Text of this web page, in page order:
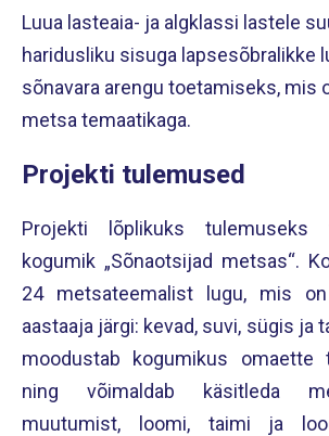
Luua lasteaia- ja algklassi lastele
haridusliku sisuga lapsesõbralikke
sõnavara arengu toetamiseks, mis
metsa temaatikaga.
Projekti tulemused
Projekti lõplikuks tulemuseks
kogumik „Sõnaotsijad metsas“.
24 metsateemalist lugu, mis
aastaaja järgi: kevad, suvi, sügis ja
moodustab kogumikus omaette
ning võimaldab käsitleda
muutumist, loomi, taimi ja